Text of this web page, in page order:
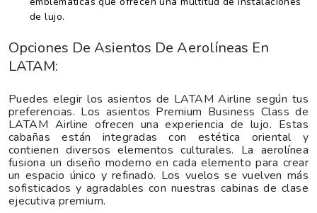
de lujo.
Opciones De Asientos De Aerolíneas En
LATAM:
Puedes elegir los asientos de LATAM Airline según tus
preferencias. Los asientos Premium Business Class de
LATAM Airline ofrecen una experiencia de lujo. Estas
cabañas están integradas con estética oriental y
contienen diversos elementos culturales. La aerolínea
fusiona un diseño moderno en cada elemento para crear
un espacio único y refinado. Los vuelos se vuelven más
sofisticados y agradables con nuestras cabinas de clase
ejecutiva premium.